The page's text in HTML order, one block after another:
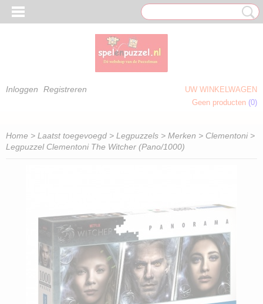
Inloggen Registreren
UW WINKELWAGEN
Geen producten (0)
Home > Laatst toegevoegd > Legpuzzels > Merken > Clementoni>
Legpuzzel Clementoni The Witcher (Pano/1000)